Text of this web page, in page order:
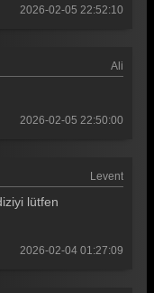
2026-02-05 22:52:10
Ali
2026-02-05 22:50:00
Levent
lütfen
2026-02-04 01:27:09